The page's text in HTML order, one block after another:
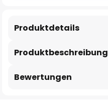
Produktbeschreibung
Produktdetails
Bewertungen